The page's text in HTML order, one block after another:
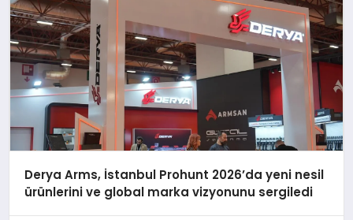
Derya Arms, İstanbul Prohunt 2026’da yeni nesil
ürünlerini ve global marka vizyonunu sergiledi